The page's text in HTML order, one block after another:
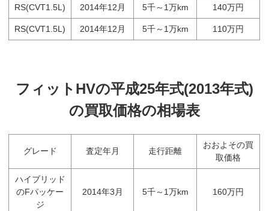
RS(CVT1.5L) 2014年12月 5千～1万km 140万円
RS(CVT1.5L) 2014年12月 5千～1万km 110万円
フィットHVの平成25年式(2013年式)
の買取価格の相場表
グレード 査定年月 走行距離
おおよその買
取価格
ハイブリッド
のFパッケー
ジ
2014年3月 5千～1万km 160万円